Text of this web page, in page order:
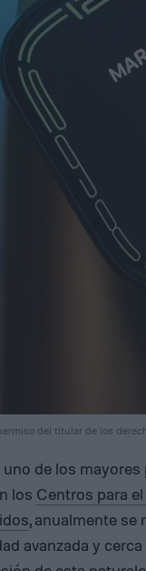
del titular de los
de los
los Centros para
, anualmente
avanzada y